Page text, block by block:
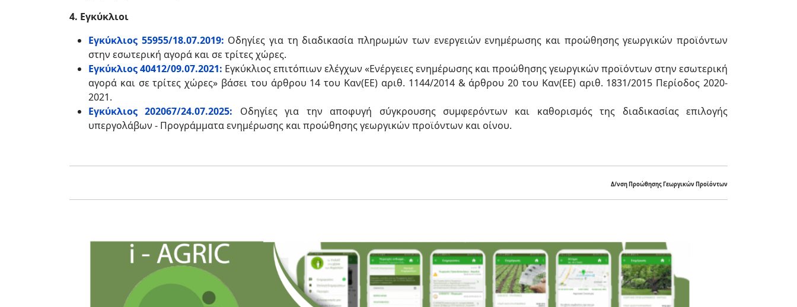
4. Εγκύκλιοι
Εγκύκλιος 55955/18.07.2019: Οδηγίες για τη διαδικασία πληρωμών των ενεργειών ενημέρωσης και προώθησης γεωργικών προϊόντων
στην εσωτερική αγορά και σε τρίτες χώρες.
Εγκύκλιος 40412/09.07.2021: Εγκύκλιος επιτόπιων ελέγχων «Ενέργειες ενημέρωσης και προώθησης γεωργικών προϊόντων στην εσωτερική
αγορά και σε τρίτες χώρες» βάσει του άρθρου 14 του Καν(ΕΕ) αριθ. 1144/2014 & άρθρου 20 του Καν(ΕΕ) αριθ. 1831/2015 Περίοδος 2020-
2021.
Εγκύκλιος 202067/24.07.2025: Οδηγίες για την αποφυγή σύγκρουσης συμφερόντων και καθορισμός της διαδικασίας επιλογής
υπεργολάβων - Προγράμματα ενημέρωσης και προώθησης γεωργικών προϊόντων και οίνου.
Δ/νση Προώθησης Γεωργικών Προϊόντων